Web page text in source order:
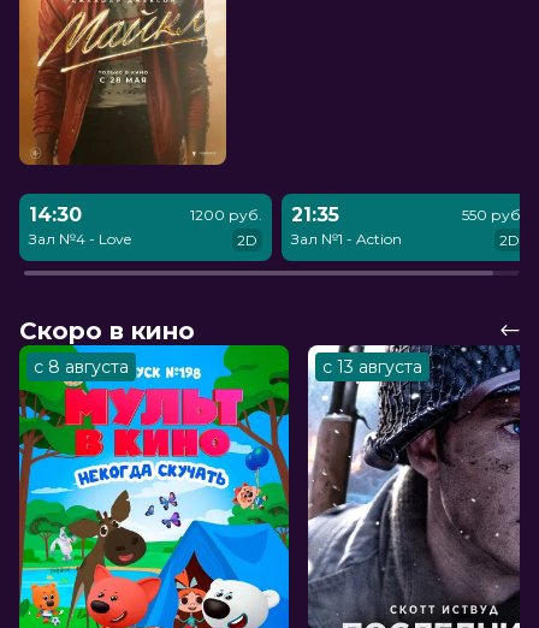
14:30
Зал №4 - Love
1200 руб.
2D
21:35
Зал №1 - Action
550 руб.
2D
Скоро в кино
с 8 августа с 13 августа